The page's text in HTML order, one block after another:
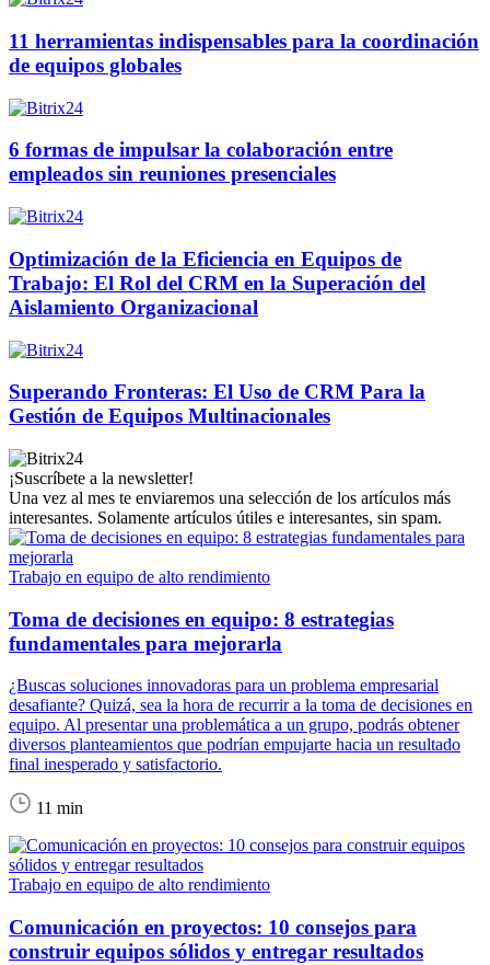
11 herramientas indispensables para la coordinación
de equipos globales
6 formas de impulsar la colaboración entre
empleados sin reuniones presenciales
Optimización de la Eficiencia en Equipos de
Trabajo: El Rol del CRM en la Superación del
Aislamiento Organizacional
Superando Fronteras: El Uso de CRM Para la
Gestión de Equipos Multinacionales
¡Suscríbete a la newsletter!
Una vez al mes te enviaremos una selección de los artículos más
interesantes. Solamente artículos útiles e interesantes, sin spam.
Trabajo en equipo de alto rendimiento
Toma de decisiones en equipo: 8 estrategias
fundamentales para mejorarla
¿Buscas soluciones innovadoras para un problema empresarial
desafiante? Quizá, sea la hora de recurrir a la toma de decisiones en
equipo. Al presentar una problemática a un grupo, podrás obtener
diversos planteamientos que podrían empujarte hacia un resultado
final inesperado y satisfactorio.
11 min
Trabajo en equipo de alto rendimiento
Comunicación en proyectos: 10 consejos para
construir equipos sólidos y entregar resultados